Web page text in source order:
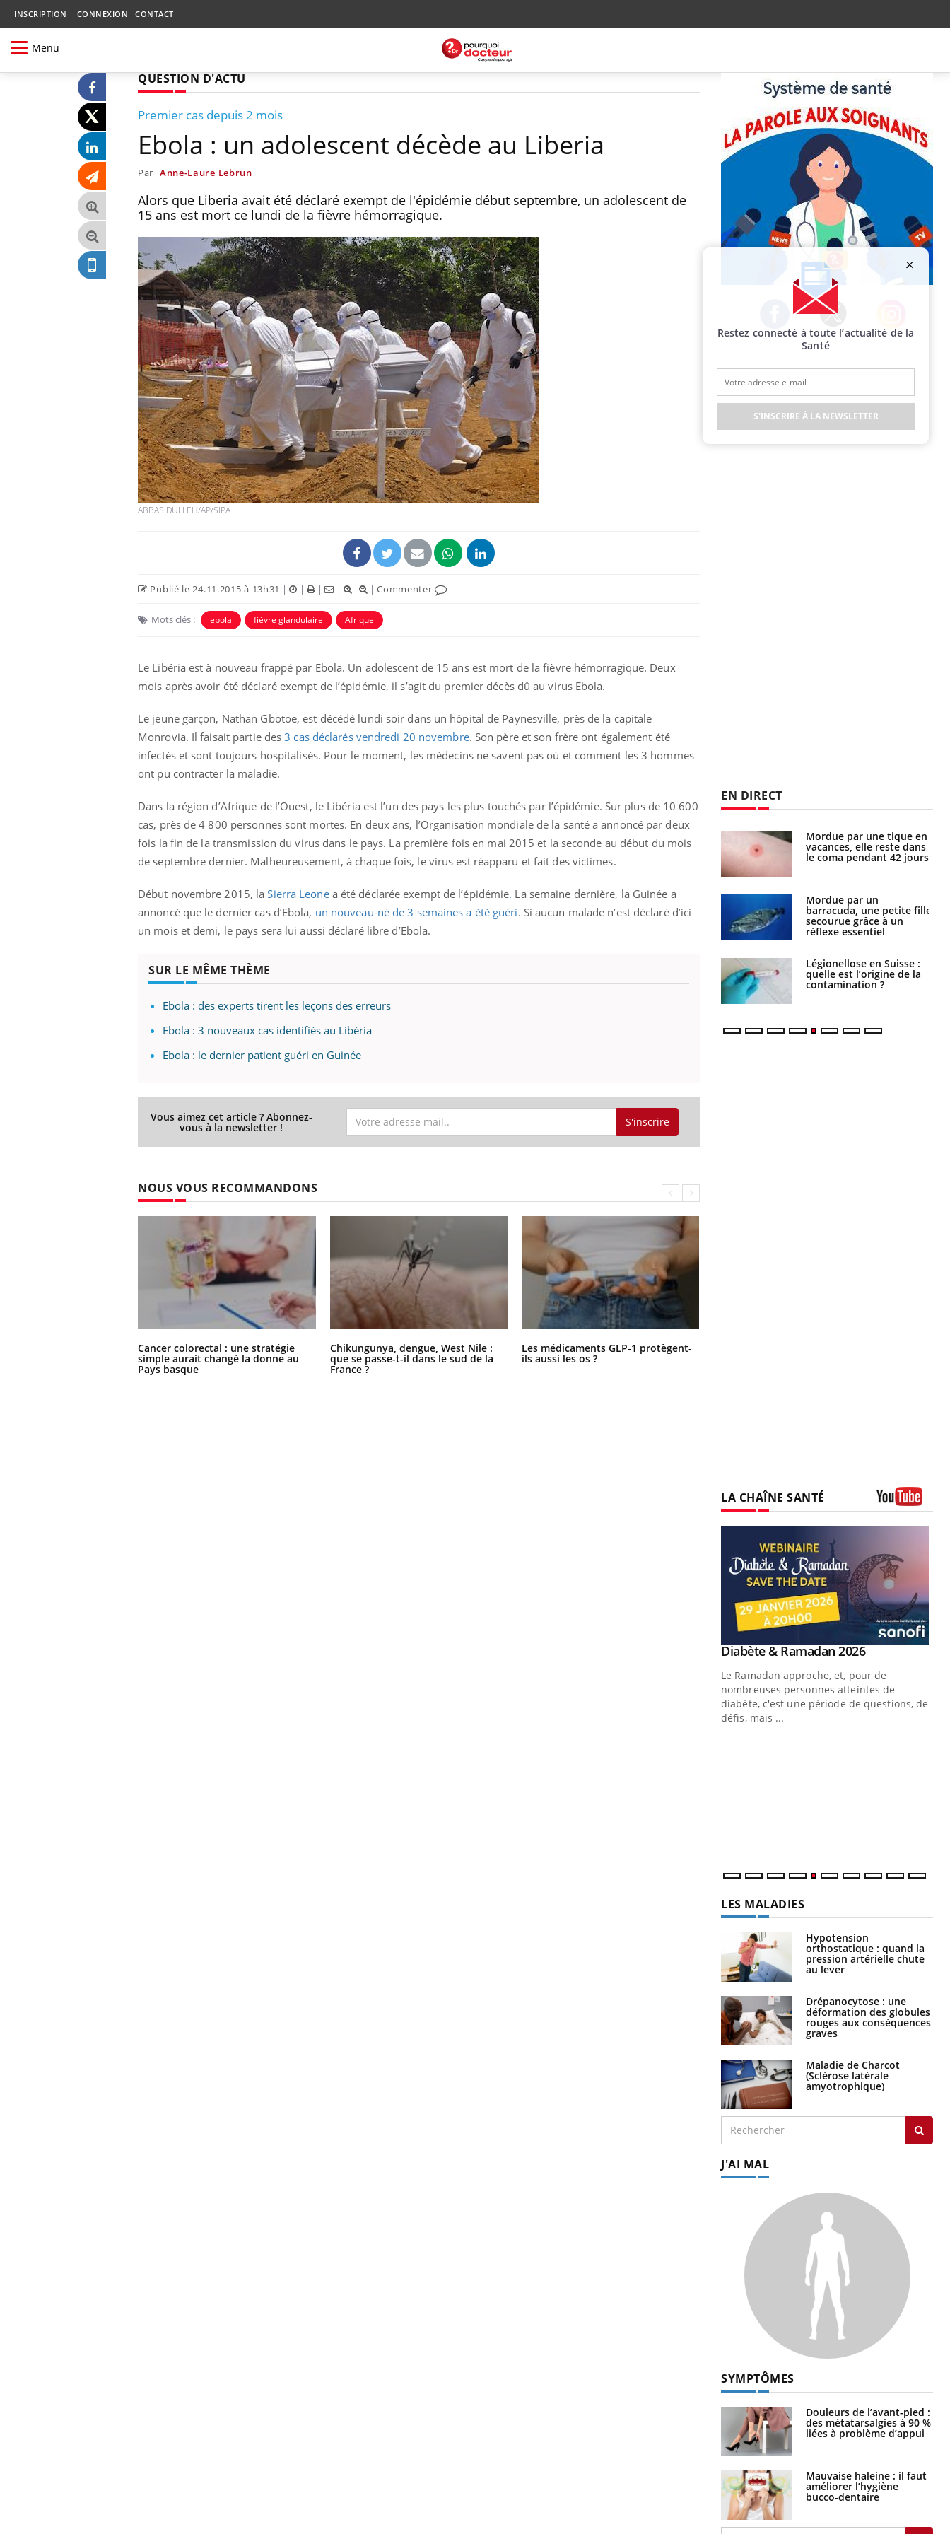
INSCRIPTION CONNEXION CONTACT
Menu
QUESTION D'ACTU
Premier cas depuis 2 mois
Ebola : un adolescent décède au Liberia
Par Anne-Laure Lebrun
Alors que Liberia avait été déclaré exempt de l'épidémie début septembre, un adolescent de
15 ans est mort ce lundi de la fièvre hémorragique.
ABBAS DULLEH/AP/SIPA
Publié le 24.11.2015 à 13h31 | | | | |Commenter
Mots clés : ebola fièvre glandulaire Afrique
Le Libéria est à nouveau frappé par Ebola. Un adolescent de 15 ans est mort de la fièvre hémorragique. Deux
mois après avoir été déclaré exempt de l’épidémie, il s’agit du premier décès dû au virus Ebola.
Le jeune garçon, Nathan Gbotoe, est décédé lundi soir dans un hôpital de Paynesville, près de la capitale
Monrovia. Il faisait partie des3 cas déclarés vendredi 20 novembre. Son père et son frère ont également été
infectés et sont toujours hospitalisés. Pour le moment, les médecins ne savent pas où et comment les 3 hommes
ont pu contracter la maladie.
Dans la région d’Afrique de l’Ouest, le Libéria est l’un des pays les plus touchés par l’épidémie. Sur plus de 10 600
cas, près de 4 800 personnes sont mortes. En deux ans, l’Organisation mondiale de la santé a annoncé par deux
fois la fin de la transmission du virus dans le pays. La première fois en mai 2015 et la seconde au début du mois
de septembre dernier. Malheureusement, à chaque fois, le virus est réapparu et fait des victimes.
Début novembre 2015, laSierra Leonea été déclarée exempt de l’épidémie. La semaine dernière, la Guinée a
annoncé que le dernier cas d’Ebola, un nouveau-né de 3 semaines a été guéri. Si aucun malade n’est déclaré d’ici
un mois et demi, le pays sera lui aussi déclaré libre d’Ebola.
SUR LE MÊME THÈME
Ebola : des experts tirent les leçons des erreurs
Ebola : 3 nouveaux cas identifiés au Libéria
Ebola : le dernier patient guéri en Guinée
Vous aimez cet article ? Abonnez-
vous à la newsletter ! S'inscrire
NOUS VOUS RECOMMANDONS
Cancer colorectal : une stratégie
simple aurait changé la donne au
Pays basque
Chikungunya, dengue, West Nile :
que se passe-t-il dans le sud de la
France ?
Les médicaments GLP-1 protègent-
ils aussi les os ?
Facebook Twitter Instagram
EN DIRECT
Pourquoi votre ventre
gâche-t-il les premiers
jours de vos vacances ?
Fortes chaleurs :
pourquoi le risque de
noyade grimpe-t-il ?
Le Viagra pourrait-il
freiner la propagation du
cancer ?
Pourquoi manger moins
de protéines pourrait
finalement être bénéfique
Grossesse et chaleur : ce
que dit la science
lecture ?
Mordue par une tique en
vacances, elle reste dans
le coma pendant 42 jours
Mordue par un
barracuda, une petite fille
secourue grâce à un
réflexe essentiel
Légionellose en Suisse :
quelle est l’origine de la
contamination ?
Allergies alimentaires :
une nouvelle arme contre
les réactions sévères
Comment gérer le
sommeil des enfants en
vacances ?
Bilan prévention : ce que
les kinés pourront
bientôt faire
LA CHAÎNE SANTÉ
Youtube
Diabète & Ramadan 2026Youtube
Le Ramadan approche, et, pour de
nombreuses personnes atteintes de
diabète, c'est une période de questions, de
défis, mais ...
LES MALADIES
Hypotension
orthostatique : quand la
pression artérielle chute
au lever
Drépanocytose : une
déformation des globules
rouges aux conséquences
graves
Maladie de Charcot
(Sclérose latérale
amyotrophique)
J'AI MAL
SYMPTÔMES
Douleurs de l’avant-pied :
des métatarsalgies à 90 %
liées à problème d’appui
Mauvaise haleine : il faut
améliorer l’hygiène
bucco-dentaire
Restez connecté à toute l’actualité de la
Santé
S'INSCRIRE À LA NEWSLETTER